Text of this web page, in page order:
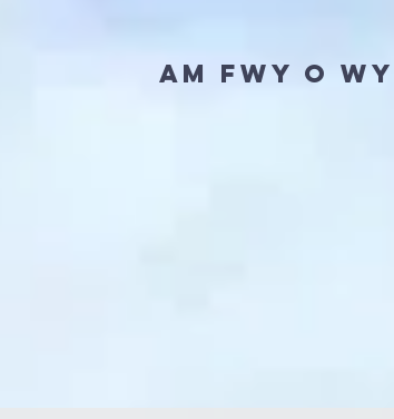
Am fwy o